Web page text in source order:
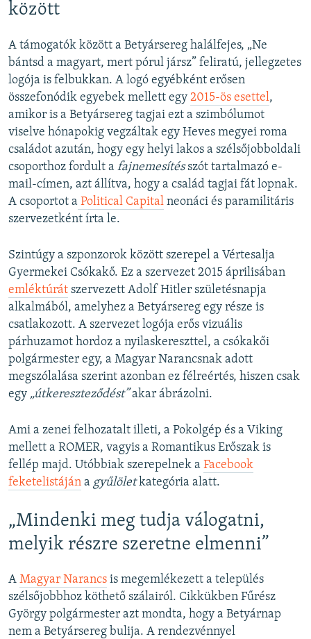
között
A támogatók között a Betyársereg halálfejes, „Ne
bántsd a magyart, mert pórul jársz” feliratú, jellegzetes
logója is felbukkan. A logó egyébként erősen
összefonódik egyebek mellett egy 2015-ös esettel,
amikor is a Betyársereg tagjai ezt a szimbólumot
viselve hónapokig vegzáltak egy Heves megyei roma
családot azután, hogy egy helyi lakos a szélsőjobboldali
csoporthoz fordult a fajnemesítésszót tartalmazó e-
mail-címen, azt állítva, hogy a család tagjai fát lopnak.
A csoportot a Political Capital neonáci és paramilitáris
szervezetként írta le.
Szintúgy a szponzorok között szerepel a Vértesalja
Gyermekei Csókakő. Ez a szervezet 2015 áprilisában
emléktúrát szervezett Adolf Hitler születésnapja
alkalmából, amelyhez a Betyársereg egy része is
csatlakozott. A szervezet logója erős vizuális
párhuzamot hordoz a nyilaskereszttel, a csókakői
polgármester egy, a Magyar Narancsnak adott
megszólalása szerint azonban ez félreértés, hiszen csak
egy „útkereszteződést”akar ábrázolni.
Ami a zenei felhozatalt illeti, a Pokolgép és a Viking
mellett a ROMER, vagyis a Romantikus Erőszak is
fellép majd. Utóbbiak szerepelnek a Facebook
feketelistáján a gyűlöletkategória alatt.
„Mindenki meg tudja válogatni,
melyik részre szeretne elmenni”
A Magyar Narancs is megemlékezett a település
szélsőjobbhoz köthető szálairól. Cikkükben Fűrész
György polgármester azt mondta, hogy a Betyárnap
nem a Betyársereg bulija. A rendezvénnyel